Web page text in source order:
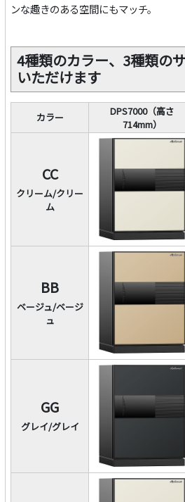
ンな趣きのある空間にもマッチ。
4種類のカラー、3種類の
いただけます
カラー
DPS7000（高さ
714mm）
CC
クリーム/クリー
ム
BB
ベージュ/ベージ
ュ
GG
グレイ/グレイ